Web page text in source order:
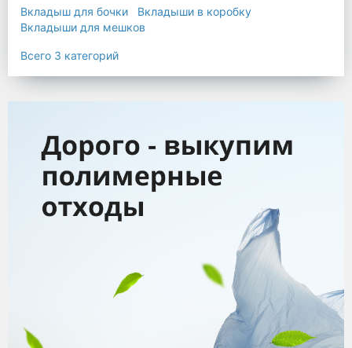
Вкладыш для бочки
Вкладыши в коробку
Вкладыши для мешков
Всего 3 категорий